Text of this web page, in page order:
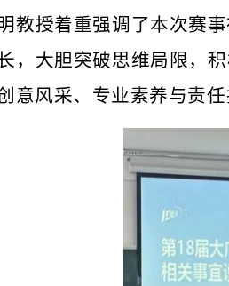
教授着重强调 了本次赛事
，大胆突破思维局限，
意风采、专业素养与责任